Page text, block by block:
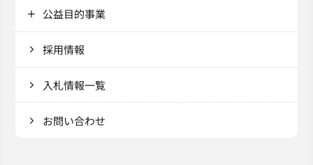
公益目的事業
採用情報
入札情報一覧
お問い合わせ